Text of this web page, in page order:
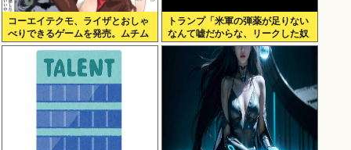
コーエイテクモ、ライザとおしゃ
べりできるゲームを発売。ムチム
チムワァ
トランプ「米軍の弾薬が足りない
なんて嘘だからな、リークした奴
は懲役刑だ！」